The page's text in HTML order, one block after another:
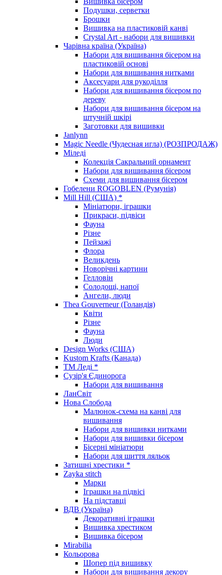
Подушки, серветки
Брошки
Вишивка на пластиковій канві
Crystal Art - набори для вишивки
Чарівна країна (Україна)
Набори для вишивання бісером на
пластиковій основі
Набори для вишивання нитками
Аксесуари для рукоділля
Набори для вишивання бісером по
дереву
Набори для вишивання бісером на
штучній шкірі
Заготовки для вишивки
Janlynn
Magic Needle (Чудесная игла) (РОЗПРОДАЖ)
Міледі
Колекція Сакральний орнамент
Набори для вишивання бісером
Схеми для вишивання бісером
Гобелени ROGOBLEN (Румунія)
Mill Hill (США) *
Мініатюри, іграшки
Прикраси, підвіси
Фауна
Різне
Пейзажі
Флора
Великдень
Новорічні картини
Гелловін
Солодощі, напої
Ангели, люди
Thea Gouverneur (Голандія)
Квіти
Різне
Фауна
Люди
Design Works (США)
Kustom Krafts (Канада)
ТМ Леді *
Сузір'я Єдинорога
Набори для вишивання
ЛанСвіт
Нова Слобода
Малюнок-схема на канві для
вишивання
Набори для вишивки нитками
Набори для вишивки бісером
Бісерні мініатюри
Набори для шиття ляльок
Затишні хрестики *
Zayka stitch
Марки
Іграшки на підвісі
На підставці
ВДВ (Україна)
Декоративні іграшки
Вишивка хрестиком
Вишивка бісером
Mirabilia
Кольорова
Шопер під вишивку
Набори для вишивання декору